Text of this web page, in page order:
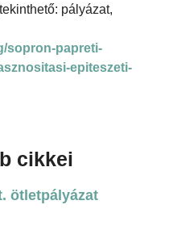
pályázat,
sopron-papreti-
epiteszeti-
cikkei
ötletpályázat